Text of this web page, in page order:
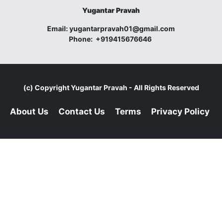
Yugantar Pravah
Email:yugantarpravah01@gmail.com
Phone: +919415676646
(c) CopyrightYugantar Pravah - All Rights Reserved
About Us Contact Us Terms Privacy Policy